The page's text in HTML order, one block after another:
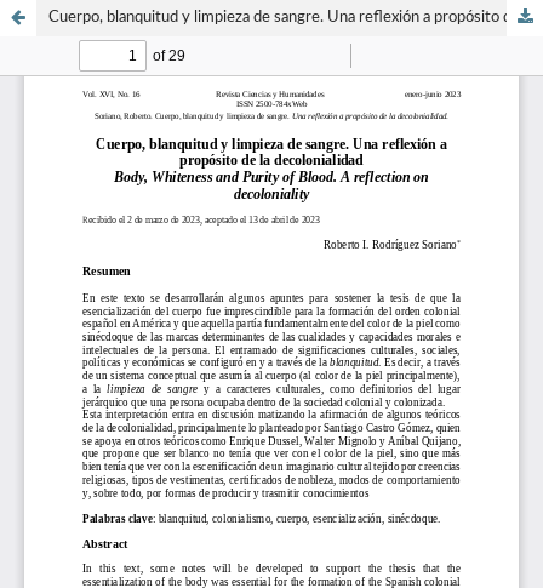
Cuerpo, blanquitud y limpieza de sangre. Una reflexión a propósito de la decolonialidad